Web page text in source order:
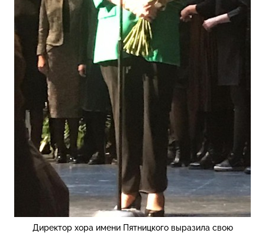
Директор хора имени Пятницкого выразила свою